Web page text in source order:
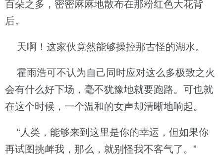
百朵之多，密密麻麻地散布在那粉红色大花背
后。
天啊！这家伙竟然能够操控那古怪的湖水。
霍雨浩可不认为自己同时应对这么多极致之火
会有什么好下场，毫不犹豫地就要跑路。可也就
在这个时候，一个温和的女声却清晰地响起。
“人类，能够来到这里是你的幸运，但如果你
再试图挑衅我，那么，就别怪我不客气了。”